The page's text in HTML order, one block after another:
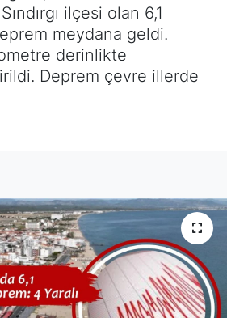
ilçesi olan 6,1
meydana geldi.
derinlikte
Deprem çevre illerde